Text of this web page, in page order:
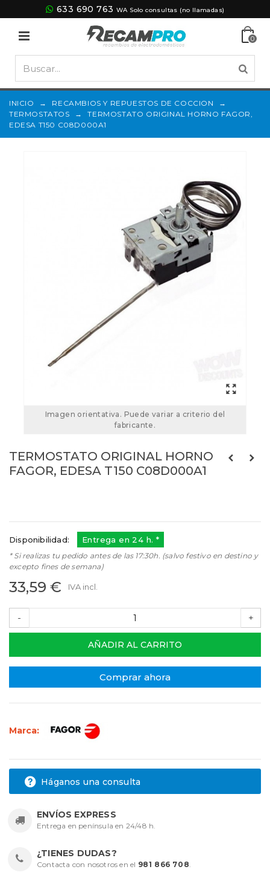
633 690 763 WA Solo consultas (no llamadas)
0
INICIO → RECAMBIOS Y REPUESTOS DE COCCION
→
TERMOSTATOS
→
TERMOSTATO ORIGINAL HORNO FAGOR,
EDESA T150 C08D000A1
Imagen orientativa. Puede variar a criterio del
fabricante.
TERMOSTATO ORIGINAL HORNO
FAGOR, EDESA T150 C08D000A1
Disponibilidad: Entrega en 24 h. *
* Si realizas tu pedido antes de las 17:30h. (salvo festivo en destino y
excepto fines de semana)
33,59 € IVA incl.
- +
AÑADIR AL CARRITO
Comprar ahora
Marca:
Háganos una consulta
ENVÍOS EXPRESS
Entrega en península en 24/48 h.
¿TIENES DUDAS?
Contacta con nosotros en el 981 866 708.